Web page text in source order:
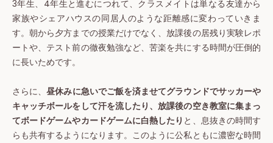
3年生、4年生と進むにつれて、クラスメイトは単なる友達から
家族やシェアハウスの同居人のような距離感に変わっていきま
す。朝から夕方までの授業だけでなく、放課後の居残り実験レポ
ートや、テスト前の徹夜勉強など、苦楽を共にする時間が圧倒的
に長いためです。
さらに、昼休みに急いでご飯を済ませてグラウンドでサッカーや
キャッチボールをして汗を流したり、放課後の空き教室に集まっ
てボードゲームやカードゲームに白熱したり と、息抜きの時間す
らも共有するようになります。このように公私ともに濃密な時間